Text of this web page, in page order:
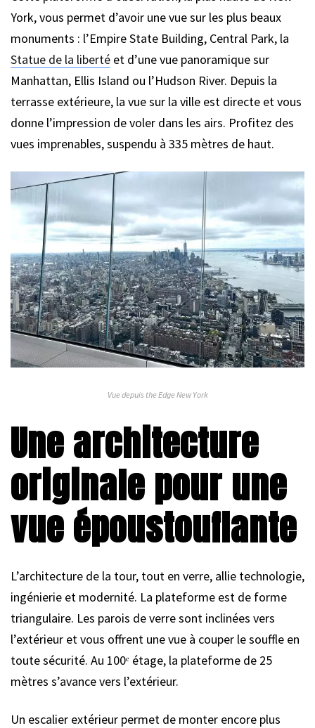
York, vous permet d’avoir une vue sur les plus beaux
monuments : l’Empire State Building, Central Park, la
Statue de la liberté et d’une vue panoramique sur
Manhattan, Ellis Island ou l’Hudson River. Depuis la
terrasse extérieure, la vue sur la ville est directe et vous
donne l’impression de voler dans les airs. Profitez des
vues imprenables, suspendu à 335 mètres de haut.
Vue depuis the Edge New York
Une architecture
originale pour une
vue époustouflante
L’architecture de la tour, tout en verre, allie technologie,
ingénierie et modernité. La plateforme est de forme
triangulaire. Les parois de verre sont inclinées vers
l’extérieur et vous offrent une vue à couper le souffle en
toute sécurité. Au 100ᵉ étage, la plateforme de 25
mètres s’avance vers l’extérieur.
Un escalier extérieur permet de monter encore plus